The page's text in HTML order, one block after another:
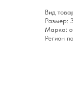
Вид
Размер: 3
Марка:
Регион